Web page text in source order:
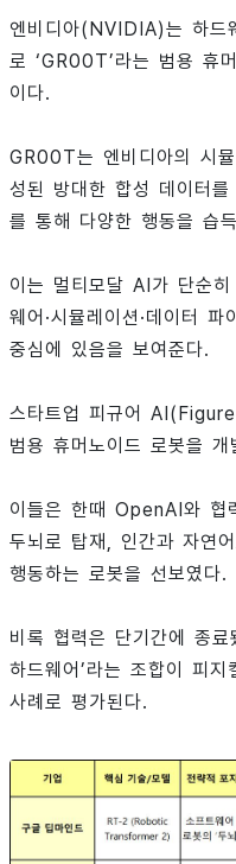
엔비디아(NVIDIA)는 하드
로 ‘GR00T’라는 범용 휴
이다.
GR00T는 엔비디아의 시
성된 방대한 합성 데이터를
를 통해 다양한 행동을 습
이는 멀티모달 AI가 단순
웨어·시뮬레이션·데이터
중심에 있음을 보여준다.
스타트업 피규어
범용 휴머노이드 로봇을 개
이들은 한때 OpenAI와
두뇌로 탑재, 인간과 자연
행동하는 로봇을 선보였다.
비록 협력은 단기간에 종
하드웨어’라는 조합이 피
사례로 평가된다.